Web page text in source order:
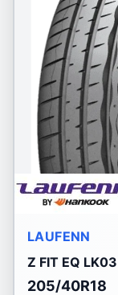
LAUFENN
Z FIT EQ LK03
205/40R18